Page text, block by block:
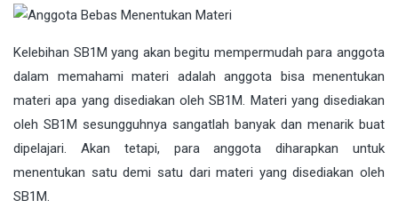
Kelebihan SB1M yang akan begitu mempermudah para anggota
dalam memahami materi adalah anggota bisa menentukan
materi apa yang disediakan oleh SB1M. Materi yang disediakan
oleh SB1M sesungguhnya sangatlah banyak dan menarik buat
dipelajari. Akan tetapi, para anggota diharapkan untuk
menentukan satu demi satu dari materi yang disediakan oleh
SB1M.